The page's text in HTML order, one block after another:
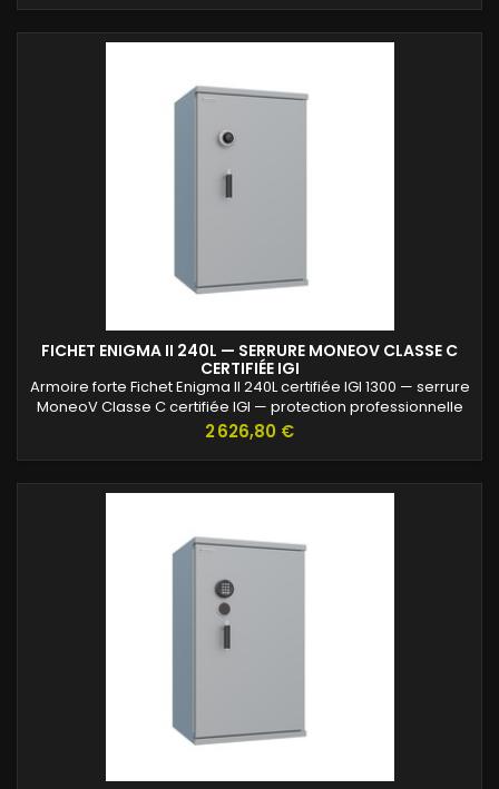
FICHET ENIGMA II 240L — SERRURE MONEOV CLASSE C
CERTIFIÉE IGI
Armoire forte Fichet Enigma II 240L certifiée IGI 1300 — serrure
MoneoV Classe C certifiée IGI — protection professionnelle
des archives confidentielles.
Prix
2 626,80 €